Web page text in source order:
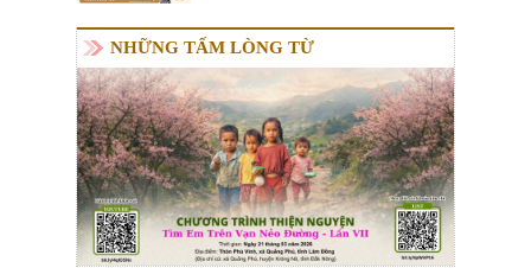
NHỮNG TẤM LÒNG TỪ